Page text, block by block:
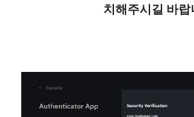
치해주시길 바랍